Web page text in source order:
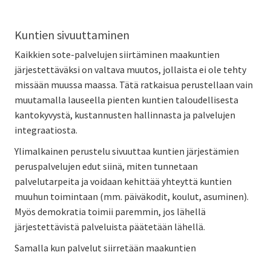
Kuntien sivuuttaminen
Kaikkien sote-palvelujen siirtäminen maakuntien
järjestettäväksi on valtava muutos, jollaista ei ole tehty
missään muussa maassa. Tätä ratkaisua perustellaan vain
muutamalla lauseella pienten kuntien taloudellisesta
kantokyvystä, kustannusten hallinnasta ja palvelujen
integraatiosta.
Ylimalkainen perustelu sivuuttaa kuntien järjestämien
peruspalvelujen edut siinä, miten tunnetaan
palvelutarpeita ja voidaan kehittää yhteyttä kuntien
muuhun toimintaan (mm. päiväkodit, koulut, asuminen).
Myös demokratia toimii paremmin, jos lähellä
järjestettävistä palveluista päätetään lähellä.
Samalla kun palvelut siirretään maakuntien